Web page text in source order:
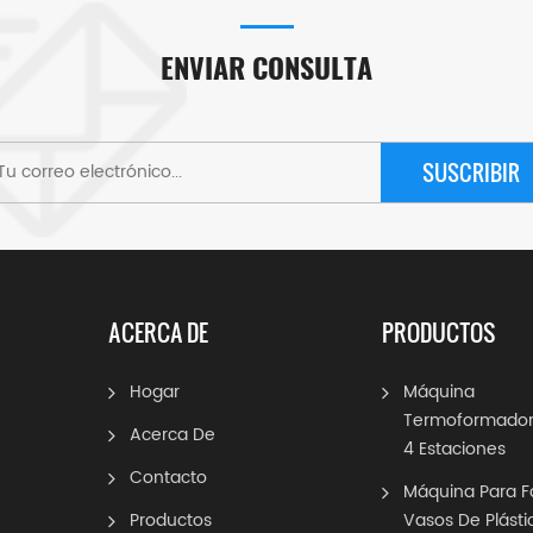
ENVIAR CONSULTA
SUSCRIBIR
ACERCA DE
Hogar
Acerca De
Contacto
Productos
PRODUCTOS
Máquina
4 Estaciones
Máquina Para
Vasos De